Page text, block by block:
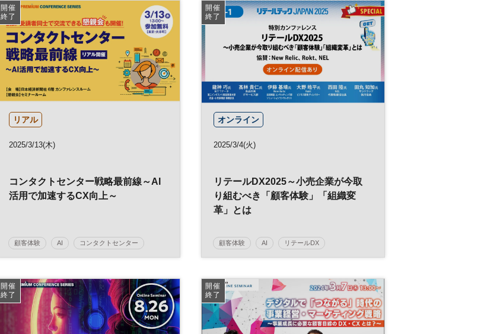
日経メッセプレミアム・カンファレンス・シリー
ズ
開催
終了
リアル
2025/3/13(木)
コンタクトセンター戦略最前線～AI
活用で加速するCX向上～
顧客体験 AI コンタクトセンター
データ
日経メッセプレミアム・カンファレンス・シリー
日経プレミアム・カンファレンス・シリーズ
開催
終了
オンライン
2025/3/4(火)
リテールDX2025～小売企業が今取
り組むべき「顧客体験」「組織変
革」とは
顧客体験 AI リテールDX
DX
日経メッセプレミアム・カンファレンス・シリー
ズ
日経プレミアム・カンファレンス・シリーズ
開催
終了
開催
終了